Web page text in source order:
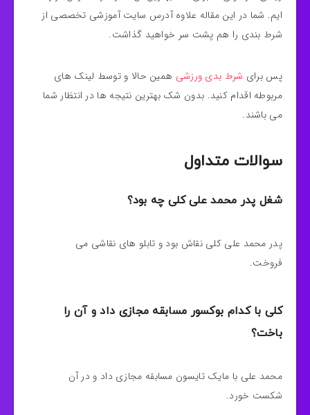
ایم. شما در این مقاله علاوه آدرس سایت آموزشی تخصصی از
شرط بندی را هم پشت سر خواهید گذاشت.
پس برای شرط بدی ورزشی همین حالا و توسط لینک های
مربوطه اقدام کنید. بدون شک بهترین نتیجه ها در انتظار شما
می باشند.
سوالات متداول
شغل پدر محمد علی کلی چه بود؟
پدر محمد علی کلی نقاش بود و تابلو های نقاشی می
فروخت.
کلی با کدام بوکسور مسابقه مجازی داد و آن را
باخت؟
محمد علی با مایک تایسون مسابقه مجازی داد و در آن
شکست خورد.